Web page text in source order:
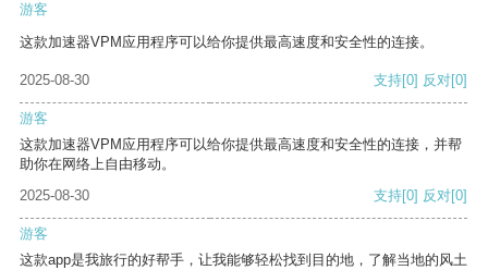
游客
这款加速器VPM应用程序可以给你提供最高速度和安全性的连接。
2025-08-30 支持[0] 反对[0]
游客
这款加速器VPM应用程序可以给你提供最高速度和安全性的连接，并帮
助你在网络上自由移动。
2025-08-30
支持[0] 反对[0]
游客
这款app是我旅行的好帮手，让我能够轻松找到目的地，了解当地的风土